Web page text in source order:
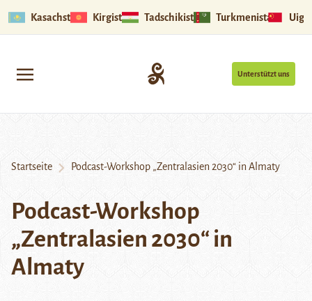
Kasachstan Kirgistan Tadschikistan Turkmenistan
Unterstützt uns
Startseite Podcast-Workshop „Zentralasien 2030“ in Almaty
Podcast-Workshop
„Zentralasien 2030“ in
Almaty